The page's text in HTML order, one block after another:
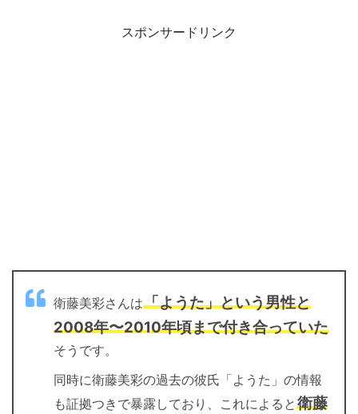
スポンサードリンク
衛藤美彩さんは「ようた」という男性と
2008年〜2010年頃まで付き合っていた
そうです。
同時に衛藤美彩の過去の彼氏「ようた」の情報
も証拠つきで暴露しており、これによると 衛藤